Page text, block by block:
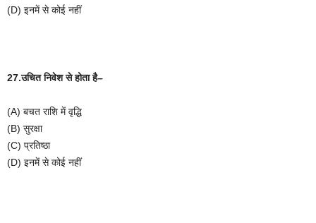
(D) इनमें से कोई नहीं
27.उचित निवेश से होता है–
(A) बचत राशि में वृद्धि
(B) सुरक्षा
(C) प्रतिष्ठा
(D) इनमें से कोई नहीं